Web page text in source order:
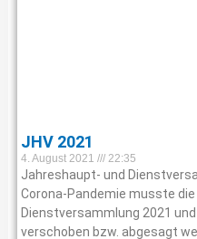
JHV 2021
4. August 2021 22:35
Jahreshaupt- und
Corona-Pandemie musste
Dienstversammlung 2021
verschoben bzw. abgesagt